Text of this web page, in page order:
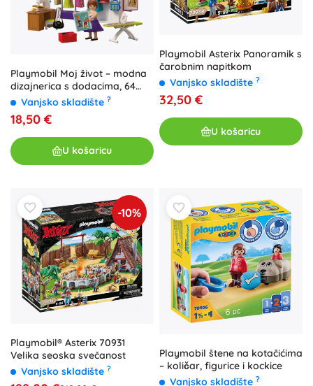
Playmobil Moj život – modna
dizajnerica s dodacima, 64
dijela
Vanjsko skladište ?
18,50 €
U košaricu
Playmobil Asterix Panoramik s
čarobnim napitkom
Vanjsko skladište ?
32,50 €
U košaricu
-10%
Playmobil® Asterix 70931
Velika seoska svečanost
Vanjsko skladište ?
Playmobil štene na kotačićima
– količar, figurice i kockice
Vanjsko skladište ?